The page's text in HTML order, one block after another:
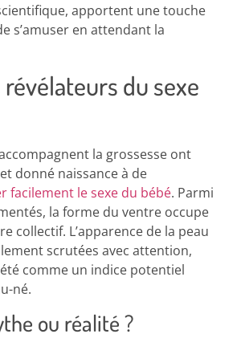
apportent une touche
s’amuser en attendant la
du sexe
la grossesse ont
donné naissance à de
facilement le sexe du bébé. Parmi
la forme du ventre occupe
collectif. L’apparence de la peau
scrutées avec attention,
comme un indice potentiel
né.
ou réalité ?